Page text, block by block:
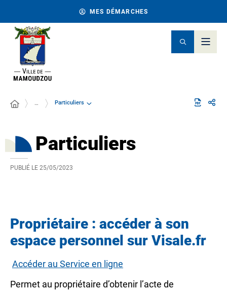
MES DÉMARCHES
… Particuliers
Particuliers
PUBLIÉ LE 25/05/2023
Propriétaire : accéder à son
espace personnel sur Visale.fr
Accéder au Service en ligne
Permet au propriétaire d’obtenir l’acte de